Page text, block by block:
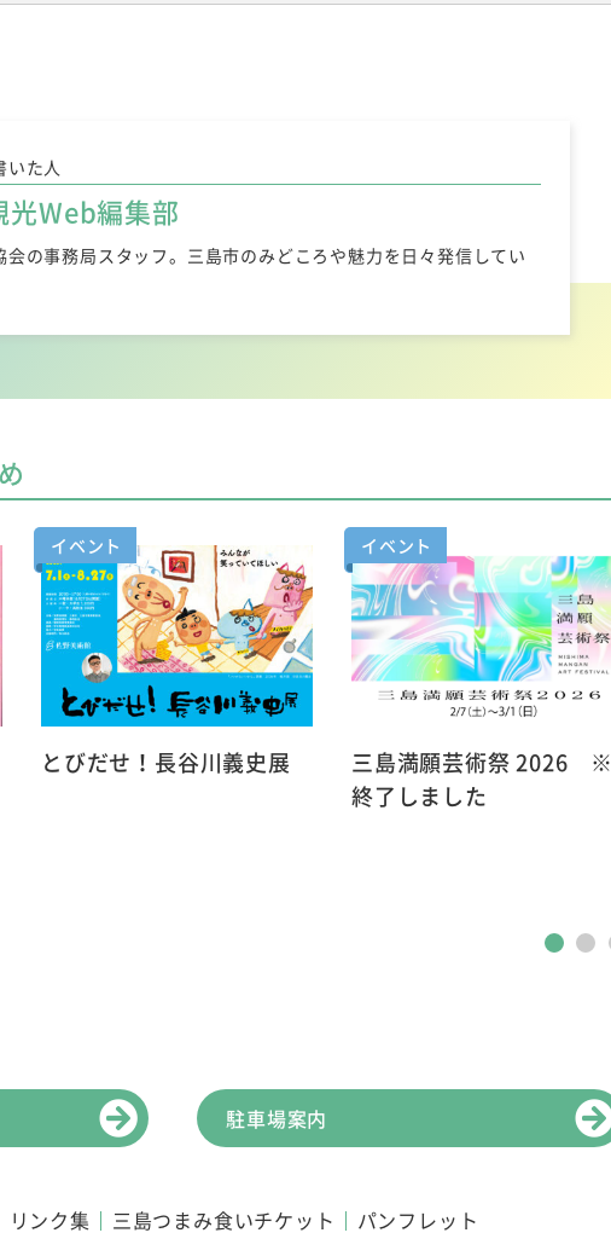
いた人
光Web編集部
会の事務局スタッフ。三島市のみどころや魅力を日々発信してい
イベント
とびだせ！長谷川義史展
イベント
三島満願芸術祭 2026 ※
終了しました
駐車場案内
リンク集 三島つまみ食いチケット パンフレット